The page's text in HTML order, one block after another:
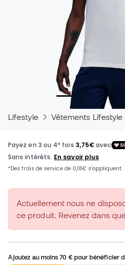
Lifestyle Vêtements Lifestyle
Actuellement nous ne
ce produit. Revenez dans
Ajoutez au moins70 €pour bénéficier